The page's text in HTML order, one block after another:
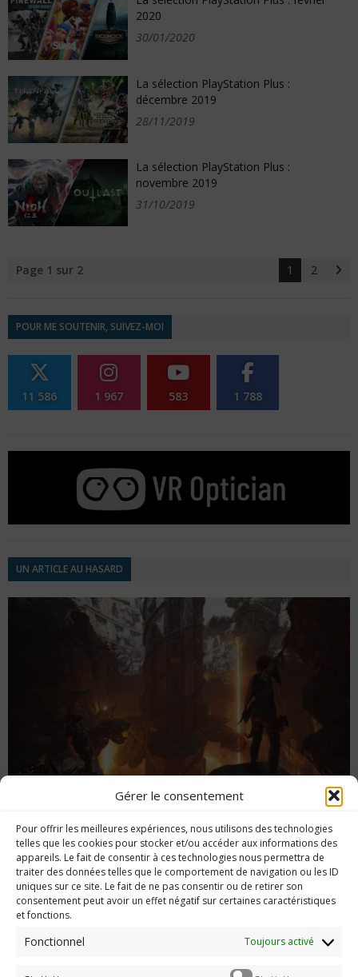
Gérer le consentement
Pour offrir les meilleures expériences, nous utilisons des technologies
telles que les cookies pour stocker et/ou accéder aux informations des
appareils. Le fait de consentir à ces technologies nous permettra de
traiter des données telles que le comportement de navigation ou les ID
uniques sur ce site. Le fait de ne pas consentir ou de retirer son
consentement peut avoir un effet négatif sur certaines caractéristiques
et fonctions.
Fonctionnel Toujours activé
2020
30/01/2020
La sélection PlayStation Plus :
décembre 2019
28/11/2019
La sélection PlayStation Plus :
novembre 2019
31/10/2019
Page 1 sur 2 1 2
POUR ME SOUTENIR, SUIVEZ-MOI
11 586 1 967 583 1 788
UN ARTICLE AU HASARD
Raider, arrive en novembre
Imerod.fr est un site traitant de l'univers du jeu vidéo. Toute
reproduction partielle ou complète sans autorisation préalable